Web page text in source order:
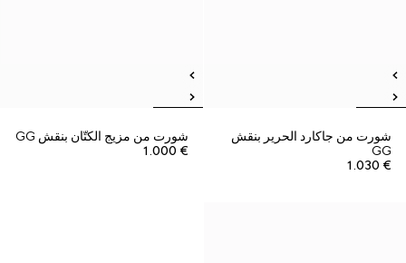
شورت من جاكارد الحرير بنقش
GG
€ 1.030
شورت من مزيج الكتّان بنقش GG
€ 1.000